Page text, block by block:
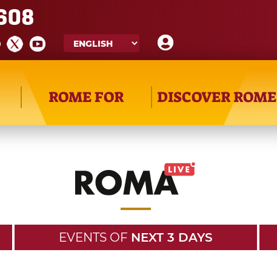
ROME FOR DISCOVER ROME
EVENTS OF NEXT 3 DAYS